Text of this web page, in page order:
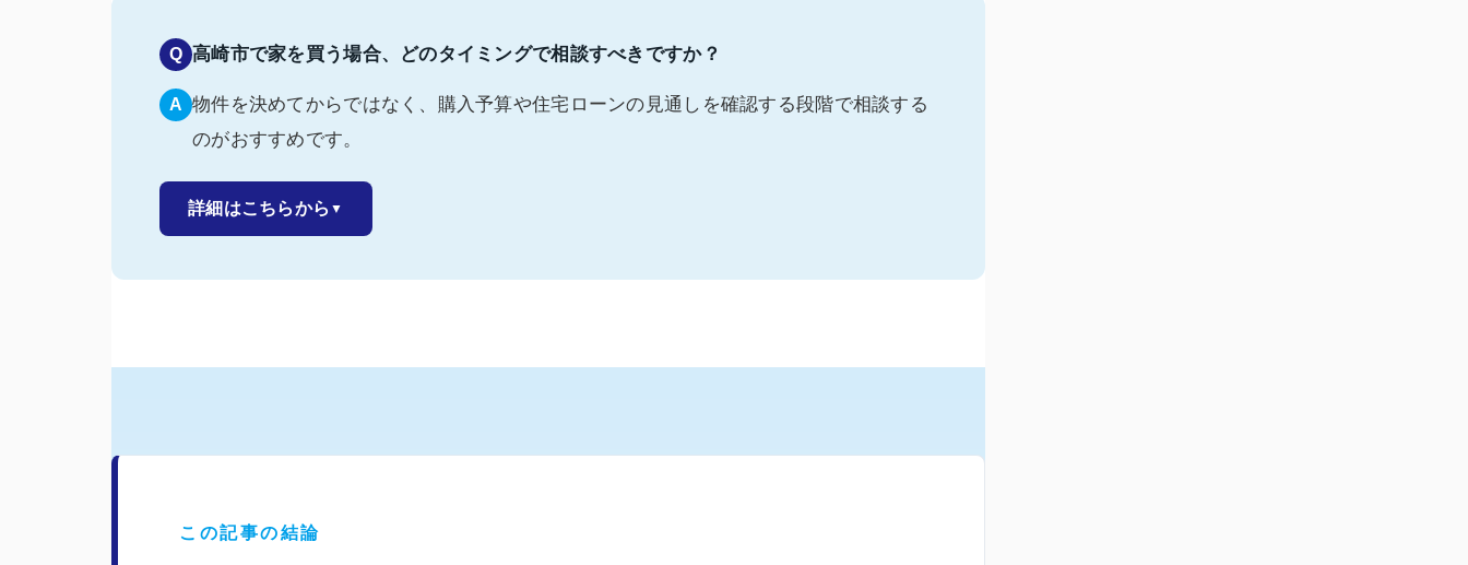
Q 高崎市で家を買う場合、どのタイミングで相談すべきですか？
A 物件を決めてからではなく、購入予算や住宅ローンの見通しを確認する段階で相談する
のがおすすめです。
詳細はこちらから ▼
この記事の結論